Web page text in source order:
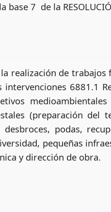
base 7 de la
realización de
intervenciones 6881.1
(preparación del
desbroces, podas,
pequeñas
y dirección de obra.